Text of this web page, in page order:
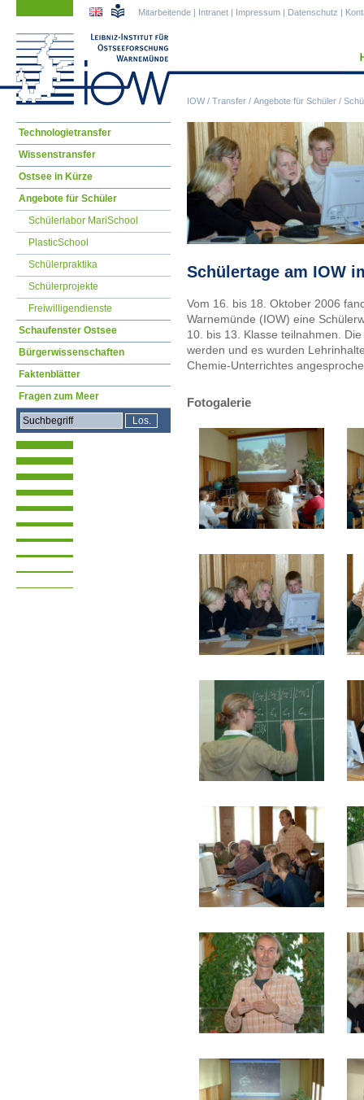
IOW/ Transfer / Angebote für Schüler /
Mitarbeitende | Intranet | Impressum | Datenschutz |
Schülertage am IOW
Vom 16. bis 18. Oktober 2006
Warnemünde (IOW) eine
10. bis 13. Klasse teilnahmen.
werden und es wurden
Chemie-Unterrichtes
Fotogalerie
Navigation
überspringen
Technologietransfer
Wissenstransfer
Ostsee in Kürze
Angebote für Schüler
Schülerlabor MariSchool
PlasticSchool
Schülerpraktika
Schülerprojekte
Freiwilligendienste
Schaufenster Ostsee
Bürgerwissenschaften
Faktenblätter
Fragen zum Meer